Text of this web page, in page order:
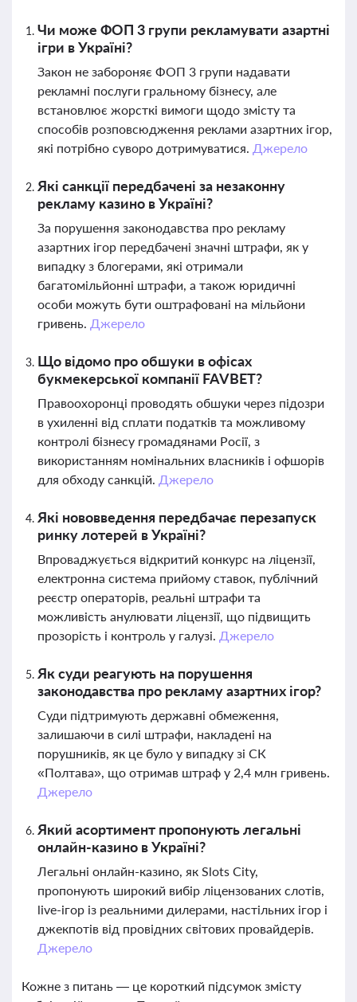
Чи може ФОП 3 групи рекламувати азартні
ігри в Україні?
Закон не забороняє ФОП 3 групи надавати
рекламні послуги гральному бізнесу, але
встановлює жорсткі вимоги щодо змісту та
способів розповсюдження реклами азартних ігор,
які потрібно суворо дотримуватися. Джерело
Які санкції передбачені за незаконну
рекламу казино в Україні?
За порушення законодавства про рекламу
азартних ігор передбачені значні штрафи, як у
випадку з блогерами, які отримали
багатомільйонні штрафи, а також юридичні
особи можуть бути оштрафовані на мільйони
гривень. Джерело
Що відомо про обшуки в офісах
букмекерської компанії FAVBET?
Правоохоронці проводять обшуки через підозри
в ухиленні від сплати податків та можливому
контролі бізнесу громадянами Росії, з
використанням номінальних власників і офшорів
для обходу санкцій. Джерело
Які нововведення передбачає перезапуск
ринку лотерей в Україні?
Впроваджується відкритий конкурс на ліцензії,
електронна система прийому ставок, публічний
реєстр операторів, реальні штрафи та
можливість анулювати ліцензії, що підвищить
прозорість і контроль у галузі. Джерело
Як суди реагують на порушення
законодавства про рекламу азартних ігор?
Суди підтримують державні обмеження,
залишаючи в силі штрафи, накладені на
порушників, як це було у випадку зі СК
«Полтава», що отримав штраф у 2,4 млн гривень.
Джерело
Який асортимент пропонують легальні
онлайн-казино в Україні?
Легальні онлайн-казино, як Slots City,
пропонують широкий вибір ліцензованих слотів,
live-ігор із реальними дилерами, настільних ігор і
джекпотів від провідних світових провайдерів.
Джерело
Кожне з питань — це короткий підсумок змісту